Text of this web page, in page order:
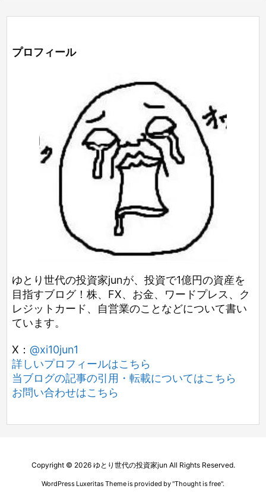
プロフィール
ゆとり世代の投資家junが、投資で1億円の資産を
目指すブログ！株、FX、お金、ワードプレス、ク
レジットカード、自営業のことなどについて書い
ています。
X： @xi10jun1
詳しいプロフィールはこちら
当ブログの記事の引用・転載についてはこちら
お問い合わせはこちら
Copyright © 2026 ゆとり世代の投資家jun All Rights Reserved.
WordPress Luxeritas Theme is provided by "Thought is free".